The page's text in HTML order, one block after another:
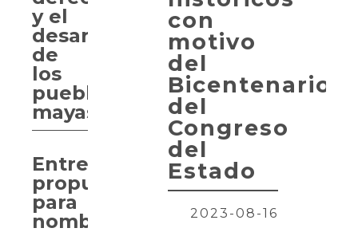
con
motivo
del
Bicentenario
del
Congreso
del
Estado
2023-08-16
y el
desarrollo
de
los
pueblos
mayas
Entregan
propuesta
para
nombrar